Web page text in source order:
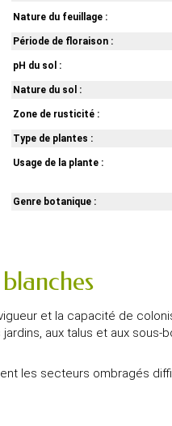
Nature du feuillage :
Période de floraison :
pH du sol :
Nature du sol :
Zone de rusticité :
Type de plantes :
Usage de la plante :
Genre botanique :
et la capacité de
aux talus et aux
les secteurs ombragés